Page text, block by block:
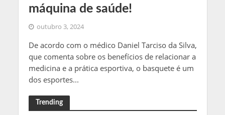
máquina de saúde!
outubro 3, 2024
De acordo com o médico Daniel Tarciso da Silva,
que comenta sobre os benefícios de relacionar a
medicina e a prática esportiva, o basquete é um
dos esportes...
Trending